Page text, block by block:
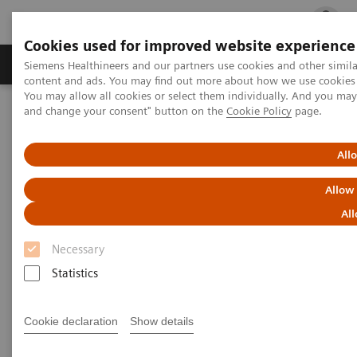
Cookies used for improved website experience
Siemens Healthineers and our partners use cookies and other
content and ads. You may find out more about how we use
You may allow all cookies or select them individually. And you
and change your consent" button on the Cookie Policy page.
Allow
Necessary
Statistics
Cookie declaration Show details
Ürün ve Hizmetler Öne Çıkanlar Sağlık
Siemens Healthineers Türkiye
Laboratuvar Diagnostiği
Entegre Immunoassay ve Klinik
Kimya Sistemleri
Dimension® entegre kimya sistemleri, her
entegrasyonu ile laboratuvar iş akışını düzenler.